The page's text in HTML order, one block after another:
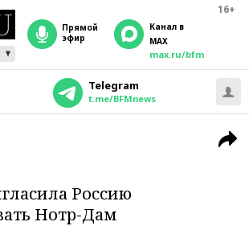
16+
прямой
эфир
Канал в
MAX
max.ru/bfm
Telegram
t.me/BFMnews
Россию
Нотр-Дам